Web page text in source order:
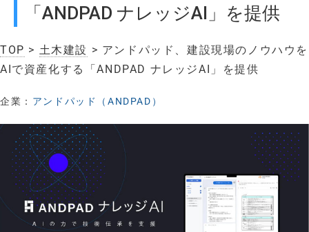
「ANDPAD ナレッジAI」を提供
TOP > 土木建設 > アンドパッド、建設現場のノウハウを
AIで資産化する「ANDPAD ナレッジAI」を提供
企業： アンドパッド（ANDPAD）